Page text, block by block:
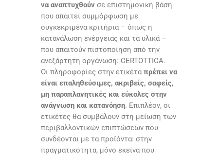
να αναπτυχθούν σε επιστημονική βάση
που απαιτεί συμμόρφωση με
συγκεκριμένα κριτήρια – όπως η
κατανάλωση ενέργειας και τα υλικά –
που απαιτούν πιστοποίηση από την
ανεξάρτητη οργάνωση: CERTOTTICA.
Οι πληροφορίες στην ετικέταπρέπει να
είναι επαληθεύσιμες, ακριβείς, σαφείς,
μη παραπλανητικές και εύκολες στην
ανάγνωση και κατανόηση. Επιπλέον, οι
ετικέτες θα συμβάλουν στη μείωση των
περιβαλλοντικών επιπτώσεων που
συνδέονται με τα προϊόντα: στην
πραγματικότητα, μόνο εκείνα που